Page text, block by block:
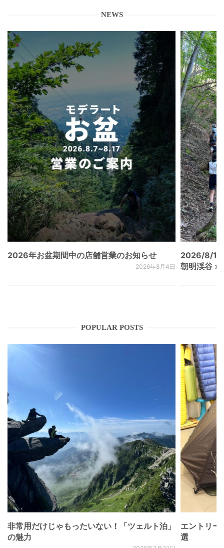
NEWS
2026年お盆期間中の店舗営業のお知らせ
2026年8月4日
2026/8/
朝明渓谷 ×
POPULAR POSTS
非常用だけじゃもったいない！「ツェルト泊」
の魅力
エントリー
選